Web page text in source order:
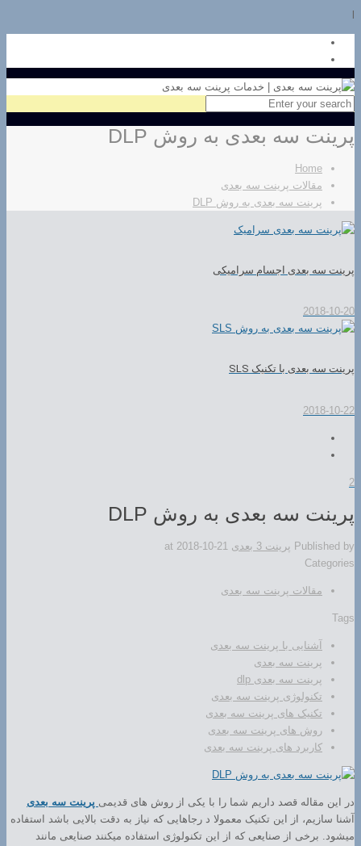
پرینت سه بعدی به روش DLP
Home
مقالات پرینت سه بعدی
پرینت سه بعدی به روش DLP
پرینت سه بعدی اجسام سرامیکی
2018-10-20
پرینت سه بعدی با تکنیک SLS
2018-10-22
2
پرینت سه بعدی به روش DLP
Published by پرینت 3 بعدی at 2018-10-21
Categories
مقالات پرینت سه بعدی
Tags
آشنایی با پرینت سه بعدی
پرینت سه بعدی
پرینت سه بعدی dlp
تکنولوژی پرینت سه بعدی
تکنیک های پرینت سه بعدی
روش های پرینت سه بعدی
کاربرد های پرینت سه بعدی
در این مقاله قصد داریم شما را با یکی از روش های قدیمی پرینت سه بعدی
آشنا سازیم، از این تکنیک معمولا د رجاهایی که نیاز به دقت بالایی باشد استفاده
میشود. برخی از صنایعی که از این تکنولوژی استفاده میکنند صنایعی مانند